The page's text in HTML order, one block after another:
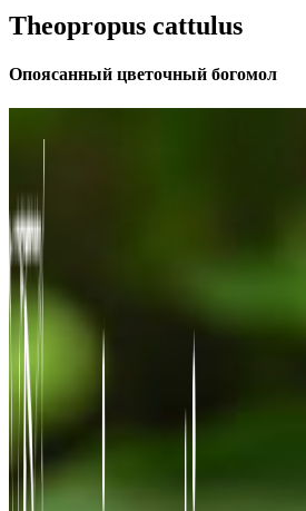
Theopropus cattulus
Опоясанный цветочный богомол